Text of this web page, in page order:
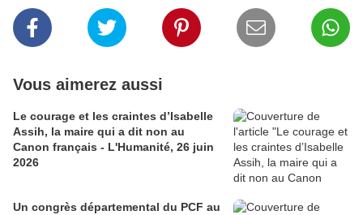
Vous aimerez aussi
Le courage et les craintes d’Isabelle
Assih, la maire qui a dit non au
Canon français - L'Humanité, 26 juin
2026
Un congrès départemental du PCF au